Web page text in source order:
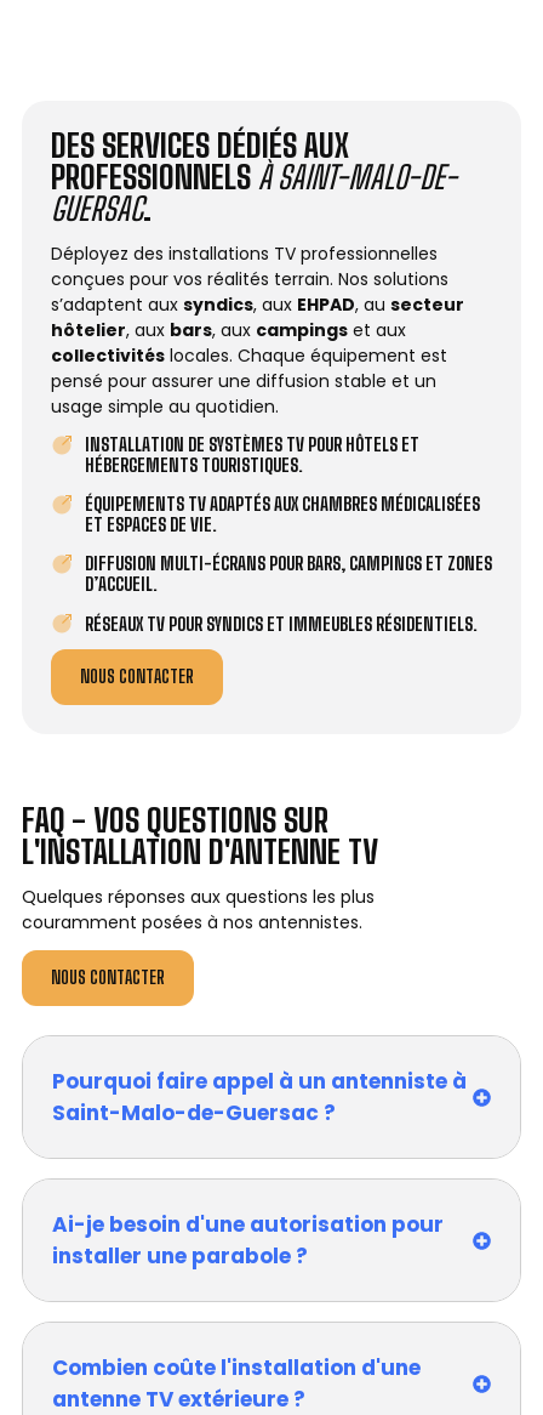
DES SERVICES DÉDIÉS AUX
PROFESSIONNELS À SAINT-MALO-DE-
GUERSAC.
Déployez des installations TV professionnelles
conçues pour vos réalités terrain. Nos solutions
s’adaptent aux syndics, aux EHPAD, au secteur
hôtelier, aux bars, aux campings et aux
collectivités locales. Chaque équipement est
pensé pour assurer une diffusion stable et un
usage simple au quotidien.
INSTALLATION DE SYSTÈMES TV POUR HÔTELS ET
HÉBERGEMENTS TOURISTIQUES.
ÉQUIPEMENTS TV ADAPTÉS AUX CHAMBRES MÉDICALISÉES
ET ESPACES DE VIE.
DIFFUSION MULTI-ÉCRANS POUR BARS, CAMPINGS ET ZONES
D’ACCUEIL.
RÉSEAUX TV POUR SYNDICS ET IMMEUBLES RÉSIDENTIELS.
NOUS CONTACTER
FAQ - VOS QUESTIONS SUR
L'INSTALLATION D'ANTENNE TV
Quelques réponses aux questions les plus
couramment posées à nos antennistes.
NOUS CONTACTER
Pourquoi faire appel à un antenniste à
Saint-Malo-de-Guersac ?
Ai-je besoin d'une autorisation pour
installer une parabole ?
Combien coûte l'installation d'une
antenne TV extérieure ?